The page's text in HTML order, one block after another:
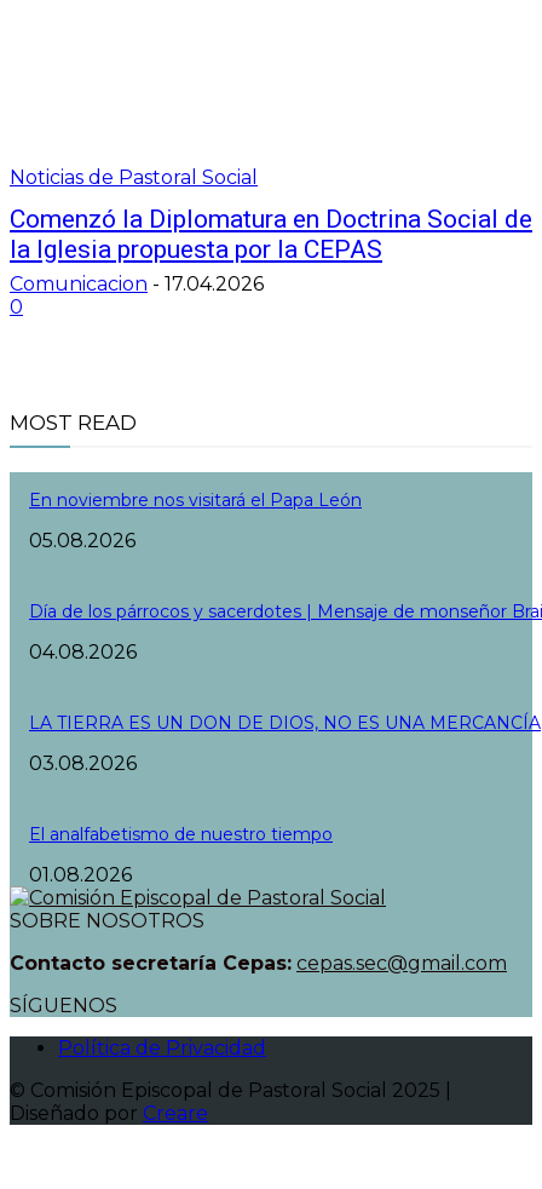
Noticias de Pastoral Social
Comenzó la Diplomatura en Doctrina Social de
la Iglesia propuesta por la CEPAS
Comunicacion - 17.04.2026
0
MOST READ
En noviembre nos visitará el Papa León
05.08.2026
Día de los párrocos y sacerdotes | Mensaje de monseñor
04.08.2026
LA TIERRA ES UN DON DE DIOS, NO ES UNA MERCANCÍA
03.08.2026
El analfabetismo de nuestro tiempo
01.08.2026
SOBRE NOSOTROS
Contacto secretaría Cepas: cepas.sec@gmail.com
SÍGUENOS
Política de Privacidad
© Comisión Episcopal de Pastoral Social 2025 |
Diseñado por Creare